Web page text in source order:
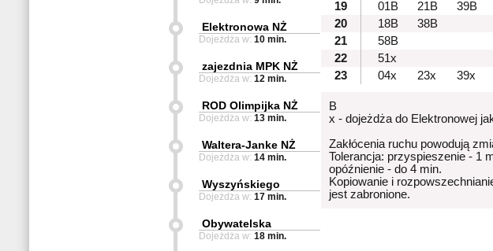
19
01B 21B 39B
20
18B
38B
21
58B
22
51x
23
04x 23x 39x
B
x - dojeżdża do Elektronowej
Zakłócenia ruchu powodują
Tolerancja: przyspieszenie - 1
opóźnienie - do 4 min.
Kopiowanie i
jest zabronione.
Elektronowa NŻ
Dojeżdża w: 10 min.
zajezdnia MPK NŻ
Dojeżdża w: 12 min.
ROD Olimpijka NŻ
Dojeżdża w: 13 min.
Waltera-Janke NŻ
Dojeżdża w: 14 min.
Wyszyńskiego
Dojeżdża w: 17 min.
Obywatelska
Dojeżdża w: 18 min.